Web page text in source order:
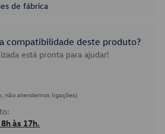
de fábrica
compatibilidade deste produto?
está pronta para ajudar!
não atendemos ligações)
às 17h.